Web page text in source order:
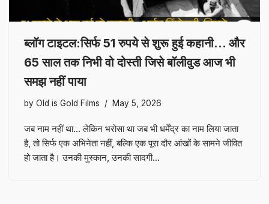
ब्लॉग टाइटल:सिर्फ 51 रुपये से शुरू हुई कहानी… और
65 साल तक निभी वो दोस्ती जिसे बॉलीवुड आज भी
समझ नहीं पाया
by Old is Gold Films May 5, 2026
जब नाम नहीं था… लेकिन भरोसा था जब भी धर्मेंद्र का नाम लिया जाता
है, तो सिर्फ एक अभिनेता नहीं, बल्कि एक पूरा दौर आंखों के सामने जीवित
हो जाता है। उनकी मुस्कान, उनकी सादगी…